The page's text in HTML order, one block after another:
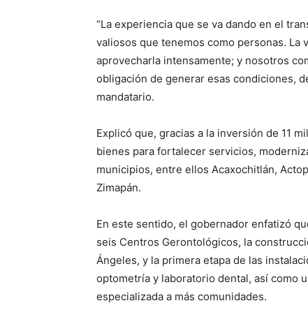
“La experiencia que se va dando en el
valiosos que tenemos como personas. La
aprovecharla intensamente; y nosotros
obligación de generar esas condiciones,
mandatario.
Explicó que, gracias a la inversión de 11
bienes para fortalecer servicios,
municipios, entre ellos Acaxochitlán,
Zimapán.
En este sentido, el gobernador enfatizó
seis Centros Gerontológicos, la
Ángeles, y la primera etapa de las
optometría y laboratorio dental, así como
especializada a más comunidades.